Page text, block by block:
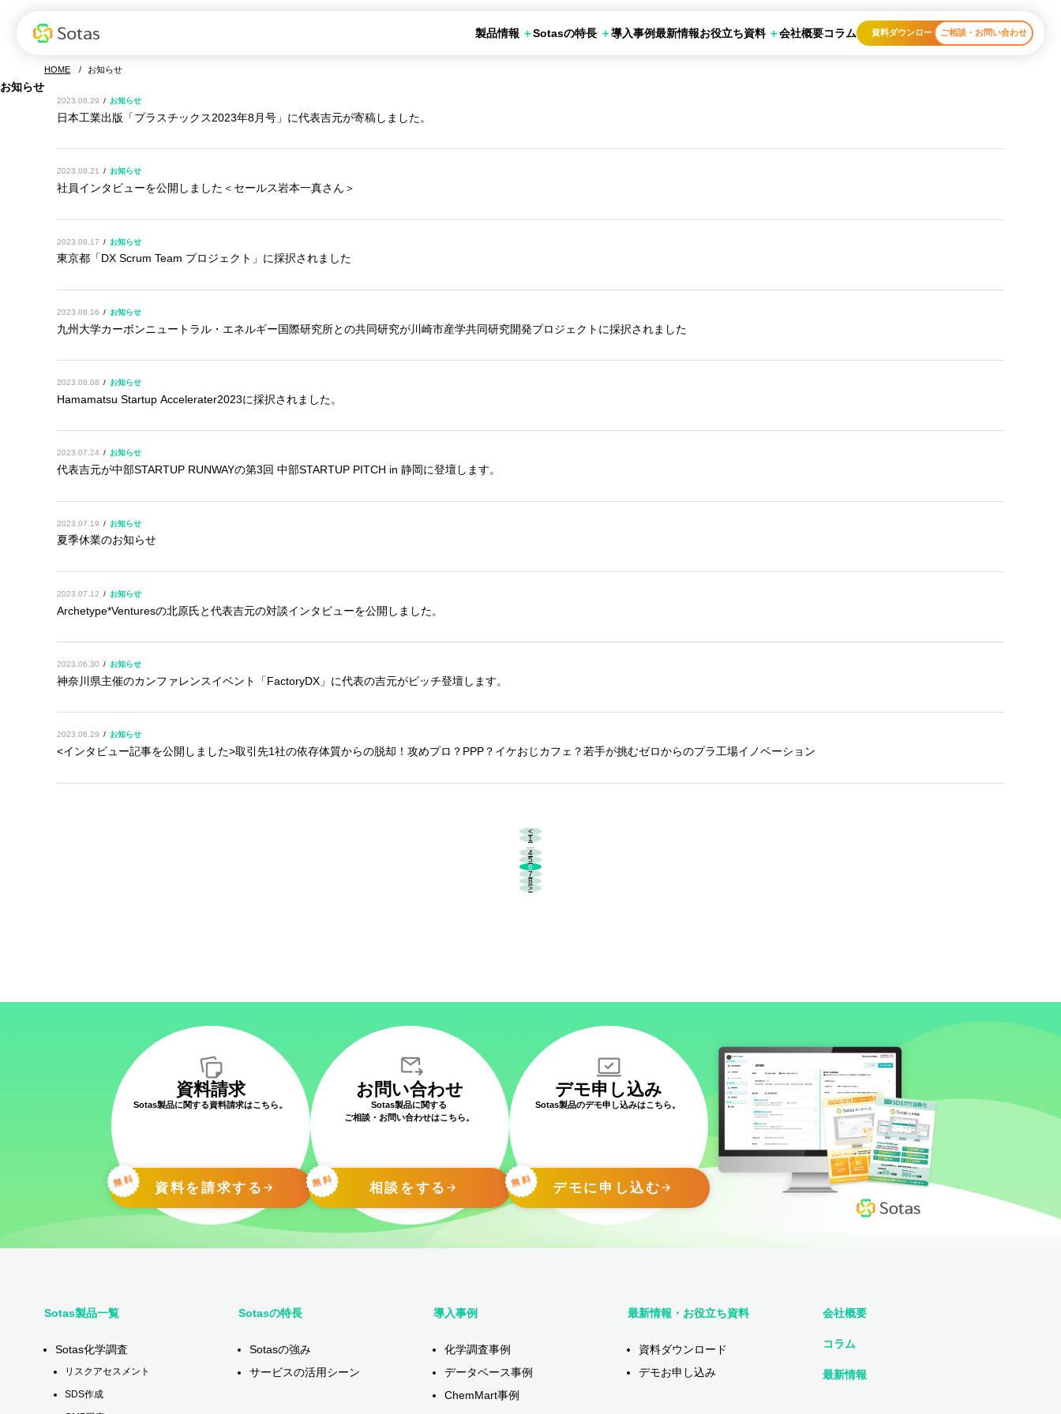
製品情報 Sotasの特長
Sotasの特長
導入事例最新情報お役立ち資料
お役立ち資料
会社概要コラム 資料ダウンロード ご相談・お問い合わせ
HOME お知らせ
お知らせ
2023.08.29 お知らせ
日本工業出版「プラスチックス2023年8月号」に代表吉元が寄稿しました。
2023.08.21 お知らせ
社員インタビューを公開しました＜セールス岩本一真さん＞
2023.08.17 お知らせ
東京都「DX Scrum Team プロジェクト」に採択されました
2023.08.16 お知らせ
九州大学カーボンニュートラル・エネルギー国際研究所との共同研究が川崎市産学共同研究開発プロジェクトに採択されました
2023.08.08 お知らせ
Hamamatsu Startup Accelerater2023に採択されました。
2023.07.24 お知らせ
代表吉元が中部STARTUP RUNWAYの第3回 中部STARTUP PITCH in 静岡に登壇します。
2023.07.19 お知らせ
夏季休業のお知らせ
2023.07.12 お知らせ
Archetype*Venturesの北原氏と代表吉元の対談インタビューを公開しました。
2023.06.30 お知らせ
神奈川県主催のカンファレンスイベント「FactoryDX」に代表の吉元がピッチ登壇します。
2023.06.29 お知らせ
<インタビュー記事を公開しました>取引先1社の依存体質からの脱却！攻めプロ？PPP？イケおじカフェ？若手が挑むゼロからのプラ工場イノベーション
<
1
…
4
5
6
7
8
>
資料請求
Sotas製品に関する資料請求はこちら。
資料を請求する
お問い合わせ
Sotas製品に関する
ご相談・お問い合わせはこちら。
相談をする
デモ申し込み
Sotas製品のデモ申し込みはこちら。
デモに申し込む
Sotas製品一覧
Sotas化学調査
リスクアセスメント
SDS作成
Sotasの特長
Sotasの強み
サービスの活用シーン
導入事例
化学調査事例
データベース事例
ChemMart事例
最新情報・お役立ち資料
資料ダウンロード
デモお申し込み
会社概要
コラム
最新情報